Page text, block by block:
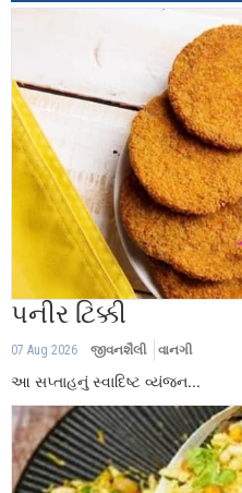
પનીર ટિક્કી
07 Aug 2026 જીવનશૈલી વાનગી
આ સપ્તાહનું સ્વાદિષ્ટ વ્યંજન...